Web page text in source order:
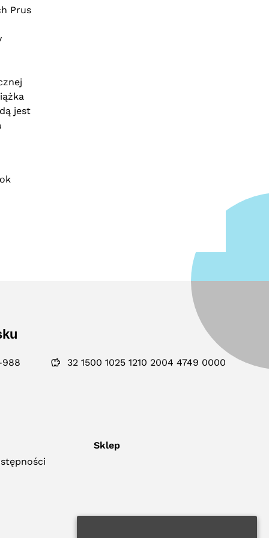
Prus
jest
988 32 1500 1025 1210 2004 4749 0000
Sklep